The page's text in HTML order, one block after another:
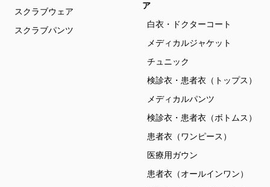
スクラブウェア
スクラブパンツ
ア
白衣・ドクターコート
メディカルジャケット
チュニック
検診衣・患者衣（トップス）
メディカルパンツ
検診衣・患者衣（ボトムス）
患者衣（ワンピース）
医療用ガウン
患者衣（オールインワン）